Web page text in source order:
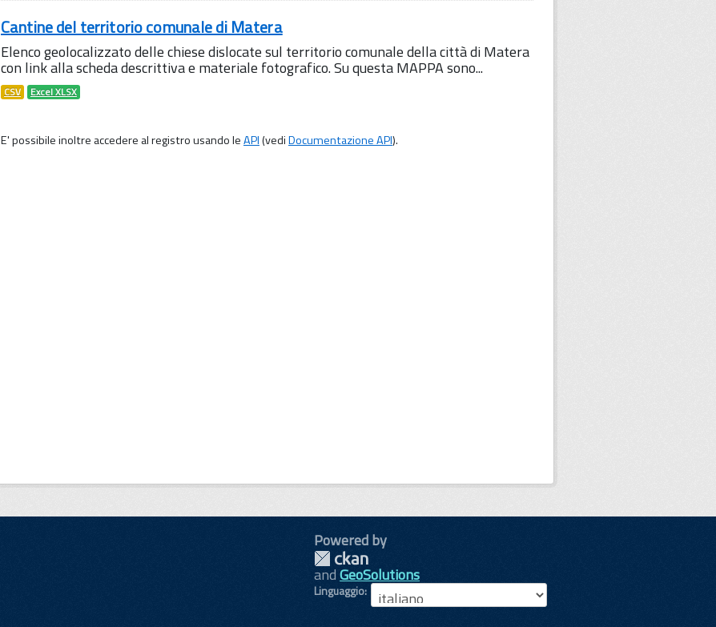
Cantine del territorio comunale di Matera
Elenco geolocalizzato delle chiese dislocate sul territorio comunale della città di Matera
con link alla scheda descrittiva e materiale fotografico. Su questa MAPPA sono...
CSV Excel XLSX
E' possibile inoltre accedere al registro usando leAPI(vediDocumentazione API).
Powered by
andGeoSolutions
Linguaggio